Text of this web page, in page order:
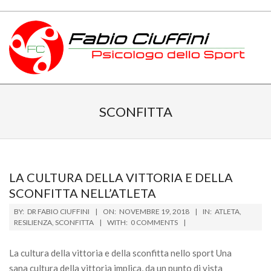
content
PSICOLOGO
SCONFITTA
LA CULTURA DELLA VITTORIA E DELLA
SCONFITTA NELL’ATLETA
2018-
11-
BY: DR FABIO CIUFFINI ON: NOVEMBRE 19, 2018 IN: ATLETA,
RESILIENZA, SCONFITTA WITH: 0 COMMENTS
La cultura della vittoria e della sconfitta nello sport Una
sana cultura della vittoria implica, da un punto di vista